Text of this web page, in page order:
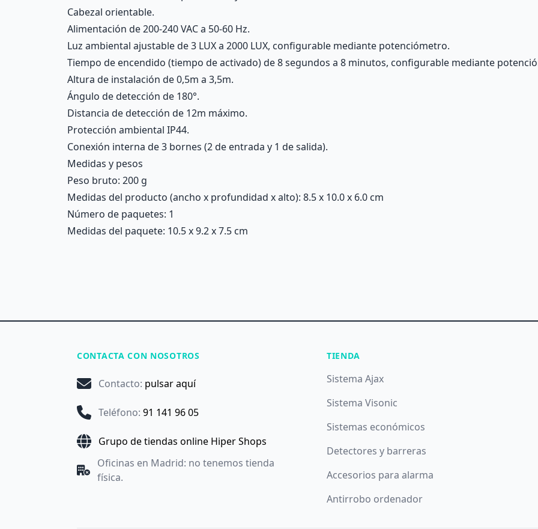
Cabezal orientable.
Alimentación de 200-240 VAC a 50-60 Hz.
Luz ambiental ajustable de 3 LUX a 2000 LUX, configurable mediante potenciómetro.
Tiempo de encendido (tiempo de activado) de 8 segundos a 8 minutos, configurable mediante
Altura de instalación de 0,5m a 3,5m.
Ángulo de detección de 180°.
Distancia de detección de 12m máximo.
Protección ambiental IP44.
Conexión interna de 3 bornes (2 de entrada y 1 de salida).
Medidas y pesos
Peso bruto: 200 g
Medidas del producto (ancho x profundidad x alto): 8.5 x 10.0 x 6.0 cm
Número de paquetes: 1
Medidas del paquete: 10.5 x 9.2 x 7.5 cm
CONTACTA CON NOSOTROS
Contacto: pulsar aquí
Teléfono: 91 141 96 05
Grupo de tiendas online Hiper Shops
Oficinas en Madrid: no tenemos tienda
física.
TIENDA
Sistema Ajax
Sistema Visonic
Sistemas económicos
Detectores y barreras
Accesorios para alarma
Antirrobo ordenador